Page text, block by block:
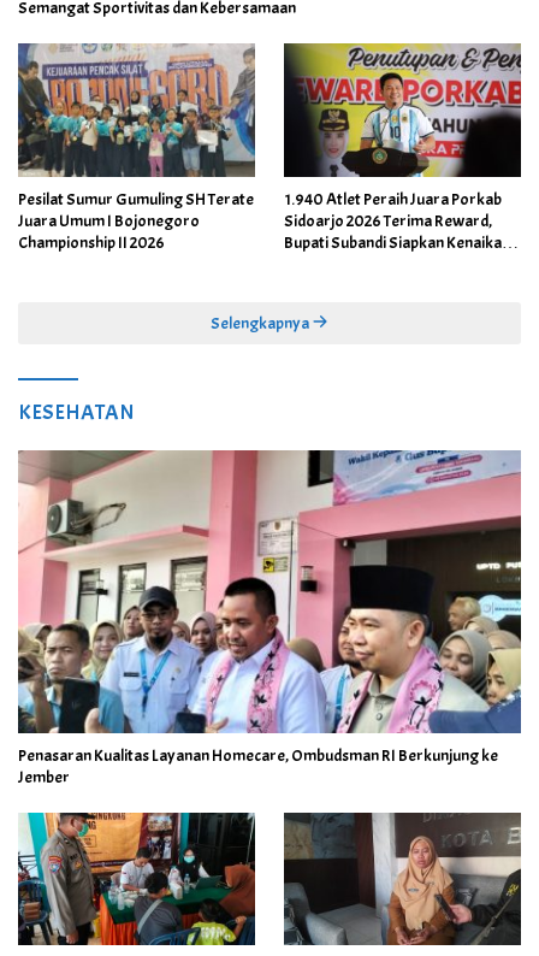
Semangat Sportivitas dan Kebersamaan
Pesilat Sumur Gumuling SH Terate
Juara Umum I Bojonegoro
Championship II 2026
1.940 Atlet Peraih Juara Porkab
Sidoarjo 2026 Terima Reward,
Bupati Subandi Siapkan Kenaikan
Selengkapnya
KESEHATAN
Penasaran Kualitas Layanan Homecare, Ombudsman RI Berkunjung ke
Jember